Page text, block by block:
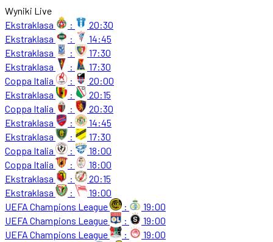
Wyniki Live
Ekstraklasa
:
20:30
Ekstraklasa
:
14:45
Ekstraklasa
:
17:30
Ekstraklasa
:
17:30
Coppa Italia
:
20:00
Ekstraklasa
:
20:15
Coppa Italia
:
20:30
Ekstraklasa
:
14:45
Ekstraklasa
:
17:30
Coppa Italia
:
18:00
Coppa Italia
:
18:00
Ekstraklasa
:
20:15
Ekstraklasa
:
19:00
UEFA Champions League
:
19:00
UEFA Champions League
:
19:00
UEFA Champions League
:
19:00